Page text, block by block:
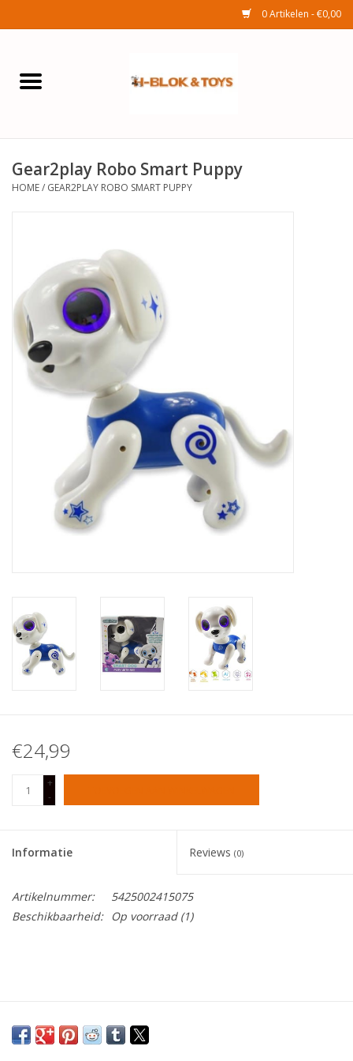
0 Artikelen - €0,00
Home
Huishouden
Speelgoed
Seizoenenartikelen
Reizen
Amusement
KAARTEN
Kalenders
Koken
Mepal
Gear2play Robo Smart Puppy
HOME/ GEAR2PLAY ROBO SMART PUPPY
€24,99
+
-
Informatie Reviews (0)
Artikelnummer:
5425002415075
Beschikbaarheid:
Op voorraad(1)